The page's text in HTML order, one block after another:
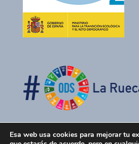
Esa web usa cookies para mejorar tu